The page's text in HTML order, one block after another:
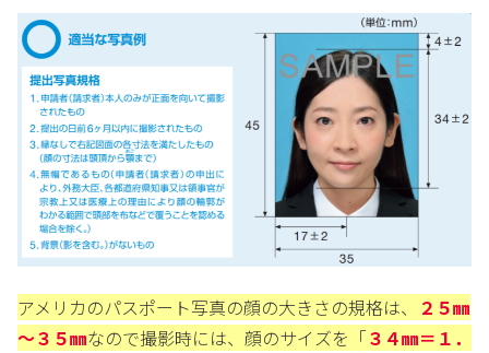
アメリカのパスポート写真の顔の大きさの規格は、
２５㎜
～３５㎜なので撮影時には、顔のサイズを「３４㎜＝１．